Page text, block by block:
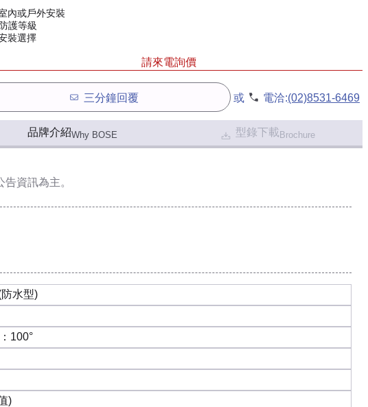
內或戶外安裝
護等級
裝選擇
請來電詢價
三分鐘回覆 或 電洽:(02)8531-6469
品牌介紹Why BOSE 型錄下載 Brochure
資訊為主。
水型)
100°
)